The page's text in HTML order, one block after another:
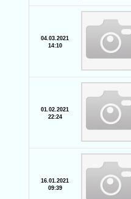
04.03.2021
14:10
01.02.2021
22:24
16.01.2021
09:39